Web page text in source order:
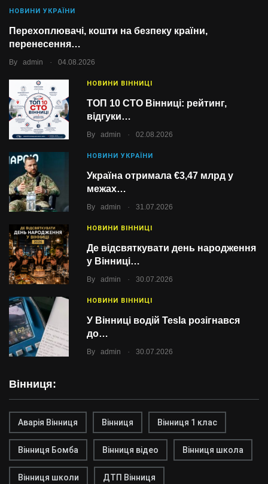
НОВИНИ УКРАЇНИ
Перехоплювачі, кошти на безпеку країни,
перенесення…
By admin . 04.08.2026
НОВИНИ ВІННИЦІ
ТОП 10 СТО Вінниці: рейтинг,
відгуки…
By admin . 02.08.2026
НОВИНИ УКРАЇНИ
Україна отримала €3,47 млрд у
межах…
By admin . 31.07.2026
НОВИНИ ВІННИЦІ
Де відсвяткувати день народження
у Вінниці…
By admin . 30.07.2026
НОВИНИ ВІННИЦІ
У Вінниці водій Tesla розігнався
до…
By admin . 30.07.2026
Вінниця:
Аварія Вінниця Вінниця Вінниця 1 клас
Вінниця Бомба Вінниця відео Вінниця школа
Вінниця школи ДТП Вінниця